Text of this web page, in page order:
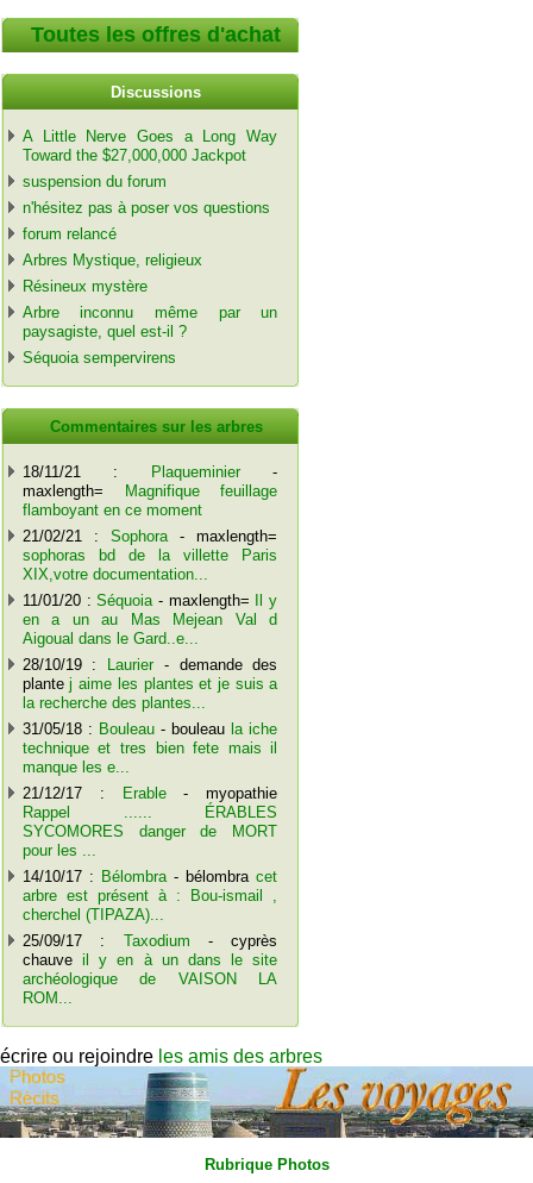
Toutes les offres d'achat
Discussions
A Little Nerve Goes a Long Way
Toward the $27,000,000 Jackpot
suspension du forum
n'hésitez pas à poser vos questions
forum relancé
Arbres Mystique, religieux
Résineux mystère
Arbre inconnu même par un
paysagiste, quel est-il ?
Séquoia sempervirens
Commentaires sur les arbres
18/11/21 : Plaqueminier-
maxlength=
Magnifique feuillage
flamboyant en ce moment
21/02/21 : Sophora- maxlength=
sophoras bd de la villette Paris
XIX,votre documentation...
11/01/20 :Séquoia- maxlength=
Il y
en a un au Mas Mejean Val d
Aigoual dans le Gard..e...
28/10/19 :
Laurier- demande des
plantej aime les plantes et je suis a
la recherche des plantes...
31/05/18 : Bouleau- bouleau la iche
technique et tres bien fete mais il
manque les e...
21/12/17 :
Erable- myopathie
Rappel ...... ÉRABLES
SYCOMORES danger de MORT
pour les ...
14/10/17 : Bélombra- bélombracet
arbre est présent à : Bou-ismail ,
cherchel (TIPAZA)...
25/09/17 : Taxodium - cyprès
chauve il y en à un dans le site
archéologique de VAISON LA
ROM...
écrire ou rejoindre les amis des arbres
Rubrique Photos